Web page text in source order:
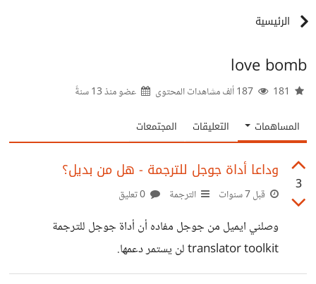
الرئيسية
love bomb
عضو منذ13 سنةً
المساهمات التعليقات المجتمعات
3
وداعا أداة جوجل للترجمة - هل من بديل؟
قبل 7 سنوات الترجمة
وصلني ايميل من جوجل مفاده أن أداة جوجل للترجمة
translator toolkit لن يستمر دعمها.
https://support.google.com/translatortoolkit/ans